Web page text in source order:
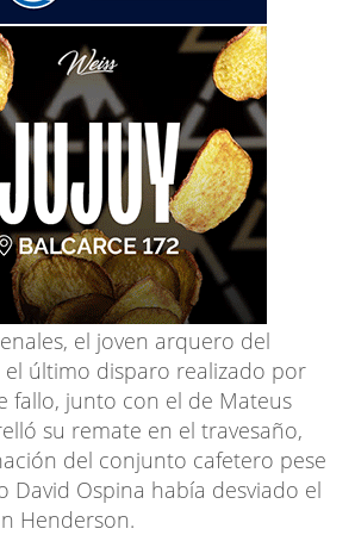
el joven arquero del
último disparo realizado por
fallo, junto con el de Mateus
su remate en el travesaño,
del conjunto cafetero pese
David Ospina había desviado el
Henderson.